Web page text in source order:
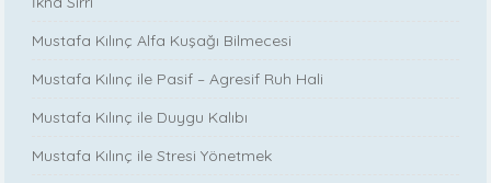
Mustafa Kılınç Alfa Kuşağı Bilmecesi
Mustafa Kılınç ile Pasif – Agresif Ruh Hali
Mustafa Kılınç ile Duygu Kalıbı
Mustafa Kılınç ile Stresi Yönetmek